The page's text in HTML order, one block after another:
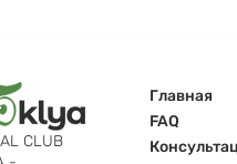
CLUB
Главная
FAQ